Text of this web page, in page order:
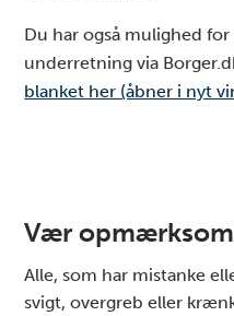
Du har også mulighed
underretning via
blanket her (åbner i nyt
Vær
Alle, som har mistanke
svigt, overgreb eller